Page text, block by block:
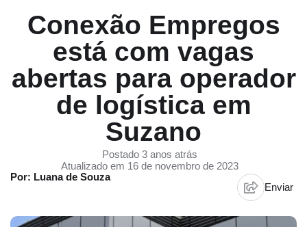
Conexão Empregos
está com vagas
abertas para operador
de logística em
Suzano
Postado 3 anos atrás
Atualizado em 16 de novembro de 2023
Por: Luana de Souza
Enviar